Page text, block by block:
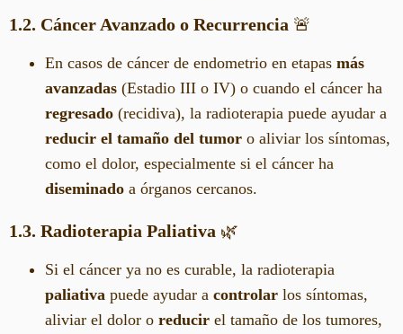
1.2. Cáncer Avanzado o Recurrencia 🚨
En casos de cáncer de endometrio en etapas más
avanzadas (Estadio III o IV) o cuando el cáncer ha
regresado (recidiva), la radioterapia puede ayudar a
reducir el tamaño del tumor o aliviar los síntomas,
como el dolor, especialmente si el cáncer ha
diseminado a órganos cercanos.
1.3. Radioterapia Paliativa 🌿
Si el cáncer ya no es curable, la radioterapia
paliativa puede ayudar a controlar los síntomas,
aliviar el dolor o reducir el tamaño de los tumores,